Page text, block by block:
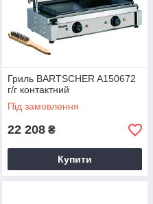
Гриль BARTSCHER A150672
г/г контактний
Під замовлення
22 208 ₴
Купити